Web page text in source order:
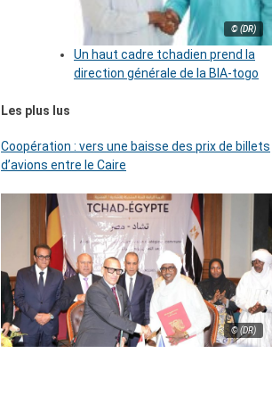
© (DR)
Un haut cadre tchadien prend la
direction générale de la BIA-togo
Les plus lus
Coopération : vers une baisse des prix de billets
d’avions entre le Caire
© (DR)